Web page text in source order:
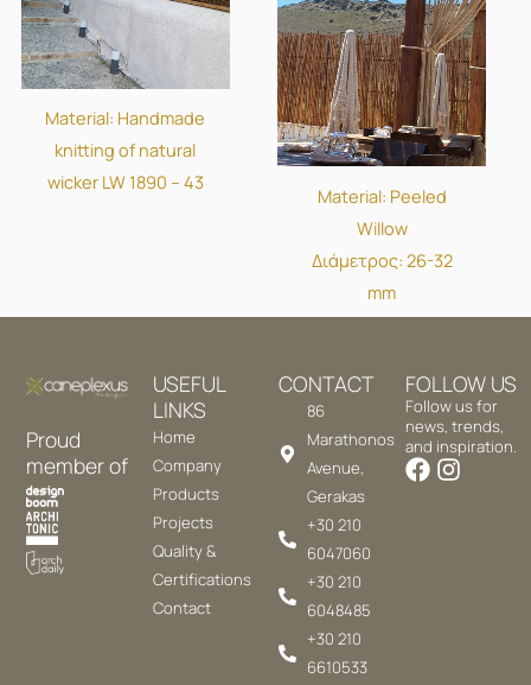
Material: Handmade
knitting of natural
wicker LW 1890 – 43
Material: Peeled
Willow
Διάμετρος: 26-32
mm
Proud
member of
USEFUL
LINKS
Home
Company
Products
Projects
Quality &
Certifications
Contact
CONTACT
86
Marathonos
Avenue,
Gerakas
+30 210
6047060
+30 210
6048485
+30 210
6610533
FOLLOW US
Follow us for
news, trends,
and inspiration.